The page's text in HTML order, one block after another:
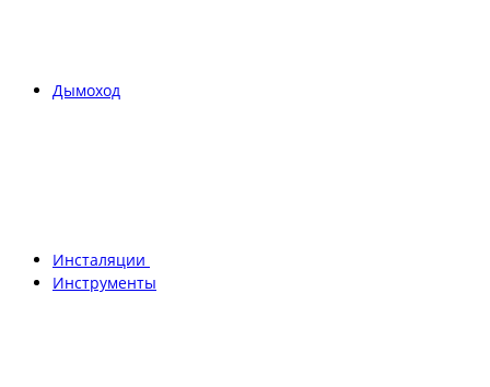
Дымоход
Инсталяции
Инструменты